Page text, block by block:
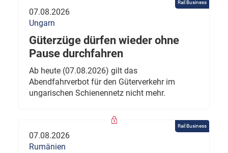
Rail Business
07.08.2026
Ungarn
Güterzüge dürfen wieder ohne
Pause durchfahren
Ab heute (07.08.2026) gilt das
Abendfahrverbot für den Güterverkehr im
ungarischen Schienennetz nicht mehr.
Rail Business
07.08.2026
Rumänien